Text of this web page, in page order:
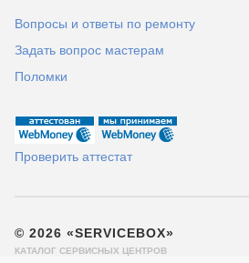
Вопросы и ответы по ремонту
Задать вопрос мастерам
Поломки
Проверить аттестат
© 2026 «SERVICEBOX»
КАТАЛОГ СЕРВИСНЫХ ЦЕНТРОВ